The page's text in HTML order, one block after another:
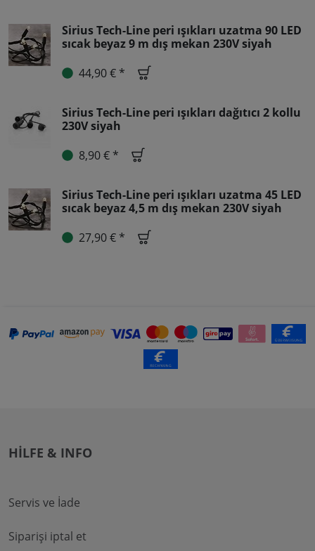
Sirius Tech-Line peri ışıkları uzatma 90 LED
sıcak beyaz 9 m dış mekan 230V siyah
44,90 € *
Sirius Tech-Line peri ışıkları dağıtıcı 2 kollu
230V siyah
8,90 € *
Sirius Tech-Line peri ışıkları uzatma 45 LED
sıcak beyaz 4,5 m dış mekan 230V siyah
27,90 € *
HILFE & INFO
Servis ve İade
Siparişi iptal et